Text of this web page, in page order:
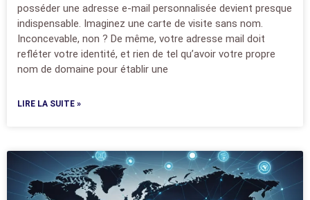
posséder une adresse e-mail personnalisée devient presque
indispensable. Imaginez une carte de visite sans nom.
Inconcevable, non ? De même, votre adresse mail doit
refléter votre identité, et rien de tel qu’avoir votre propre
nom de domaine pour établir une
LIRE LA SUITE »